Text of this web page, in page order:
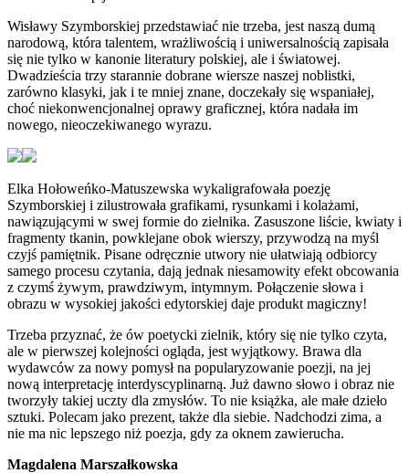
Wisławy Szymborskiej przedstawiać nie trzeba, jest naszą dumą
narodową, która talentem, wrażliwością i uniwersalnością zapisała
się nie tylko w kanonie literatury polskiej, ale i światowej.
Dwadzieścia trzy starannie dobrane wiersze naszej noblistki,
zarówno klasyki, jak i te mniej znane, doczekały się wspaniałej,
choć niekonwencjonalnej oprawy graficznej, która nadała im
nowego, nieoczekiwanego wyrazu.
Elka Hołoweńko-Matuszewska wykaligrafowała poezję
Szymborskiej i zilustrowała grafikami, rysunkami i kolażami,
nawiązującymi w swej formie do zielnika. Zasuszone liście, kwiaty i
fragmenty tkanin, powklejane obok wierszy, przywodzą na myśl
czyjś pamiętnik. Pisane odręcznie utwory nie ułatwiają odbiorcy
samego procesu czytania, dają jednak niesamowity efekt obcowania
z czymś żywym, prawdziwym, intymnym. Połączenie słowa i
obrazu w wysokiej jakości edytorskiej daje produkt magiczny!
Trzeba przyznać, że ów poetycki zielnik, który się nie tylko czyta,
ale w pierwszej kolejności ogląda, jest wyjątkowy. Brawa dla
wydawców za nowy pomysł na popularyzowanie poezji, na jej
nową interpretację interdyscyplinarną. Już dawno słowo i obraz nie
tworzyły takiej uczty dla zmysłów. To nie książka, ale małe dzieło
sztuki. Polecam jako prezent, także dla siebie. Nadchodzi zima, a
nie ma nic lepszego niż poezja, gdy za oknem zawierucha.
Magdalena Marszałkowska